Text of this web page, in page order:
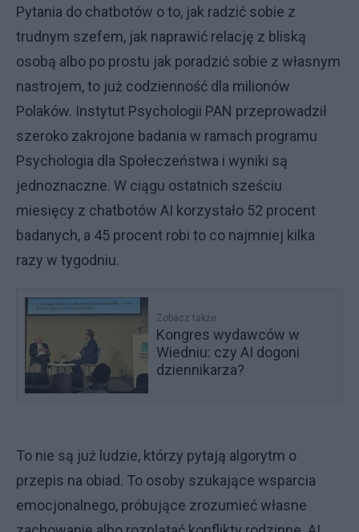
Pytania do chatbotów o to, jak radzić sobie z
trudnym szefem, jak naprawić relację z bliską
osobą albo po prostu jak poradzić sobie z własnym
nastrojem, to już codzienność dla milionów
Polaków. Instytut Psychologii PAN przeprowadził
szeroko zakrojone badania w ramach programu
Psychologia dla Społeczeństwa i wyniki są
jednoznaczne. W ciągu ostatnich sześciu
miesięcy z chatbotów AI korzystało 52 procent
badanych, a 45 procent robi to co najmniej kilka
razy w tygodniu.
Zobacz także
Kongres wydawców w
Wiedniu: czy AI dogoni
dziennikarza?
To nie są już ludzie, którzy pytają algorytm o
przepis na obiad. To osoby szukające wsparcia
emocjonalnego, próbujące zrozumieć własne